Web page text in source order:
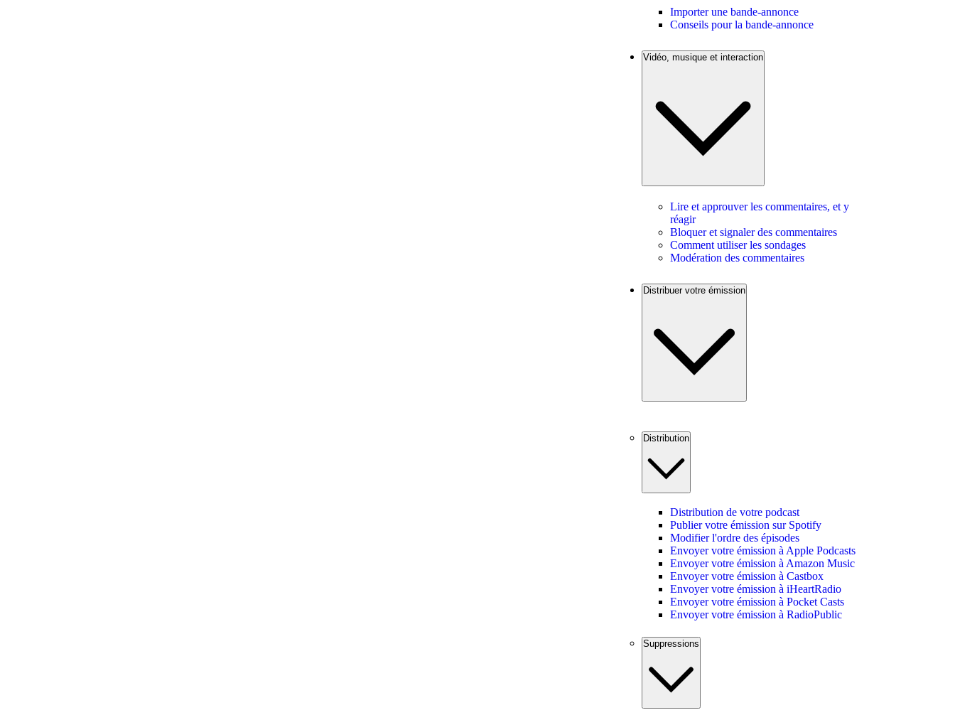
Importer une bande-annonce
Conseils pour la bande-annonce
Vidéo, musique et interaction
Lire et approuver les commentaires, et y
réagir
Bloquer et signaler des commentaires
Comment utiliser les sondages
Modération des commentaires
Distribuer votre émission
Distribution
Distribution de votre podcast
Publier votre émission sur Spotify
Modifier l'ordre des épisodes
Envoyer votre émission à Apple Podcasts
Envoyer votre émission à Amazon Music
Envoyer votre émission à Castbox
Envoyer votre émission à iHeartRadio
Envoyer votre émission à Pocket Casts
Envoyer votre émission à RadioPublic
Suppressions